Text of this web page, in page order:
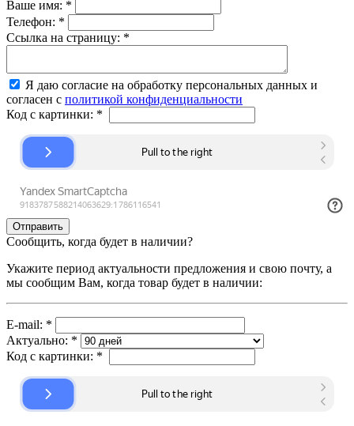
Ваше имя: *
Телефон: *
Ссылка на страницу: *
Я даю согласие на обработку персональных данных и
согласен с политикой конфиденциальности
Код с картинки: *
Сообщить, когда будет в наличии?
Укажите период актуальности предложения и свою почту, а
мы сообщим Вам, когда товар будет в наличии:
E-mail: *
Актуально: *
Код с картинки: *